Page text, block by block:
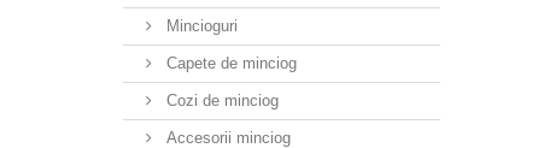
Mincioguri
Capete de minciog
Cozi de minciog
Accesorii minciog